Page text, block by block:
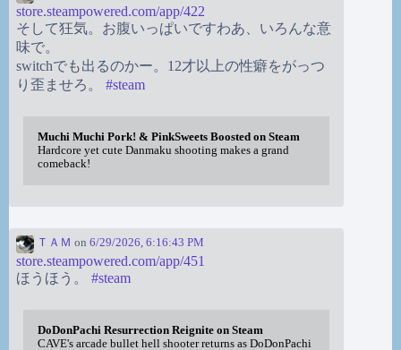
store.steampowered.com/app/422
そして狂気。お腹いっぱいですわあ、いろんな意
味で。
switchでも出るのかー。12才以上の性癖をがっつ
り歪ませろ。 #steam
Muchi Muchi Pork! & PinkSweets Boosted on Steam
Hardcore yet cute Danmaku shooting makes a grand
comeback!
ＴＡＭ on 6/29/2026, 6:16:43 PM
store.steampowered.com/app/451
ほうほう。 #steam
DoDonPachi Resurrection Reignite on Steam
CAVE's arcade bullet hell shooter returns as DoDonPachi